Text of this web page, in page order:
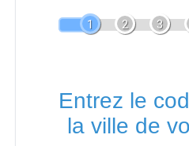
1 2 3
Entrez le
la ville de